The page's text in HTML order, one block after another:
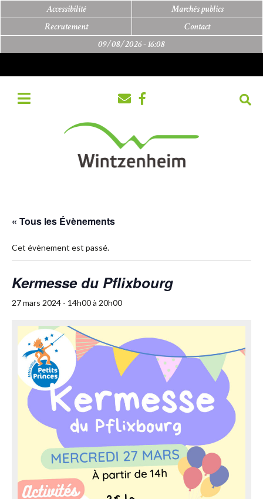
Accessibilité
Marchés publics
Recrutement
Contact
09/08/2026 -16:08
« Tous les Évènements
Cet évènement est passé.
Kermesse du Pflixbourg
27 mars 2024 - 14h00à 20h00